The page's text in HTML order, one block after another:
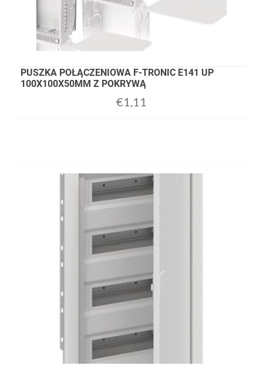
PUSZKA POŁĄCZENIOWA F-TRONIC E141 UP
100X100X50MM Z POKRYWĄ
€1,11